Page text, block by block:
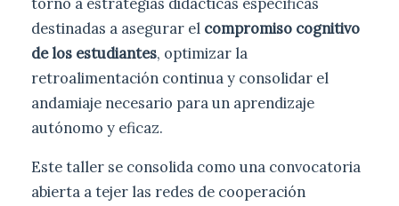
destinadas a asegurar el compromiso cognitivo
de los estudiantes, optimizar la
retroalimentación continua y consolidar el
andamiaje necesario para un aprendizaje
autónomo y eficaz.
Este taller se consolida como una convocatoria
abierta a tejer las redes de cooperación